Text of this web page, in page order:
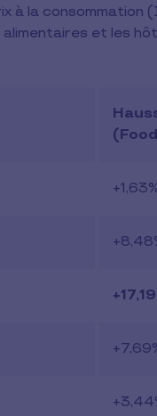
à la consommation
alimentaires et les